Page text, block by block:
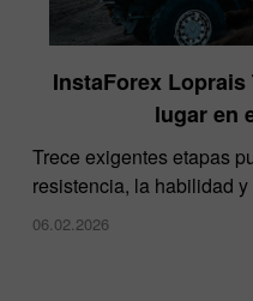
InstaForex
lugar en
Trece exigentes etapas
resistencia, la habilidad
06.02.2026